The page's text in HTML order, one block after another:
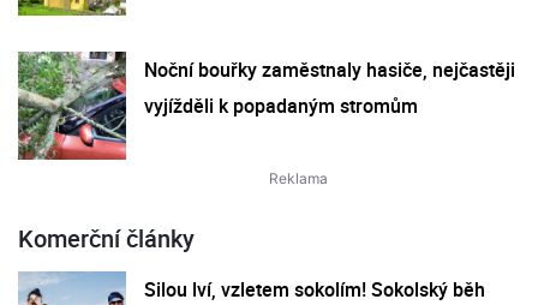
Noční bouřky zaměstnaly hasiče, nejčastěji
vyjížděli k popadaným stromům
Komerční články
Silou lví, vzletem sokolím! Sokolský běh